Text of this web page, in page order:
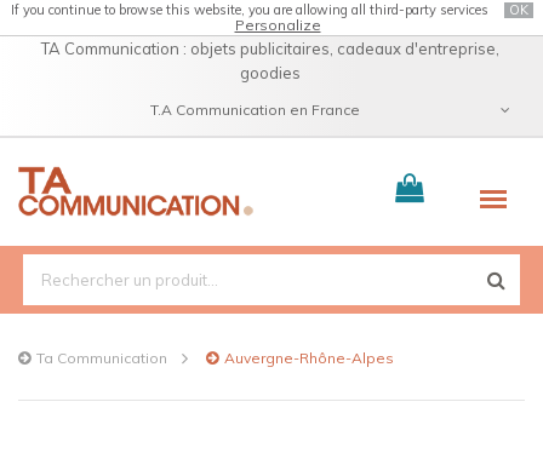
If you continue to browse this website, you are allowing all third-party services OK
Personalize
TA Communication : objets publicitaires, cadeaux d'entreprise,
goodies
T.A Communication en France
Ta Communication Auvergne-Rhône-Alpes